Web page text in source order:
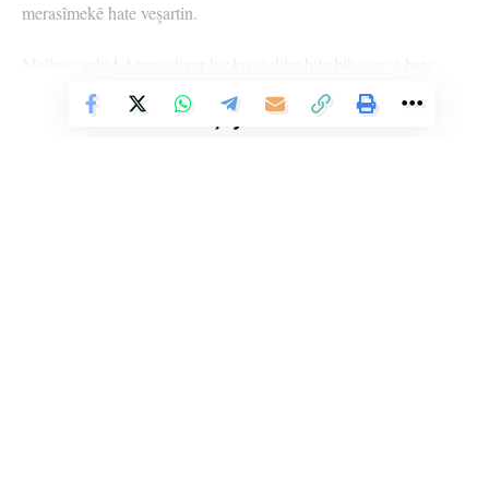
merasîmekê hate veşartin.
dawiyê xwedî li fikra azadî û xeta şehîdan derkevin û wê bi
hezaran ciwan dewsa Ararat û rêhevalên wê dagirin û têkildarî
Vê Nûçeyê Bixwîne